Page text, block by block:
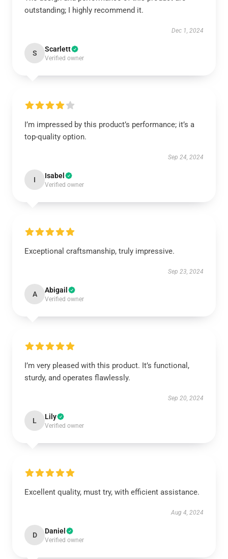
outstanding; I highly recommend it.
Dec 1, 2024
S Scarlett
Verified owner
I’m impressed by this product’s performance; it’s a
top-quality option.
Sep 24, 2024
I Isabel
Verified owner
Exceptional craftsmanship, truly impressive.
Sep 23, 2024
A Abigail
Verified owner
I’m very pleased with this product. It’s functional,
sturdy, and operates flawlessly.
Sep 20, 2024
L Lily
Verified owner
Excellent quality, must try, with efficient assistance.
Aug 4, 2024
D Daniel
Verified owner